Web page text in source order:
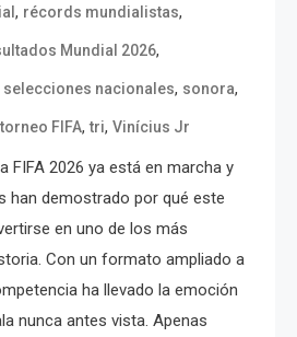
, récords mundialistas,
Mundial 2026,
selecciones nacionales, sonora,
torneo FIFA,tri, Vinícius Jr
FIFA 2026 ya está en marcha y
han demostrado por qué este
en uno de los más
Con un formato ampliado a
ha llevado la emoción
nunca antes vista. Apenas